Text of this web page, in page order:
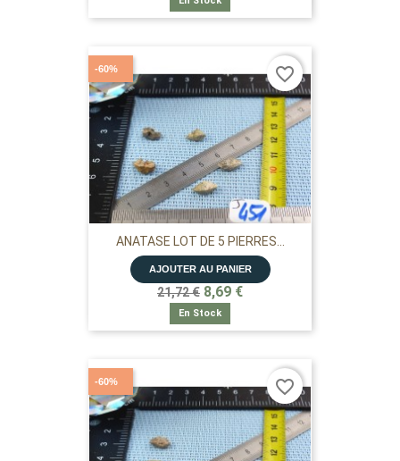
ANATASE LOT DE 5 PIERRES...
AJOUTER AU PANIER
21,72 € 8,69 €
En Stock
-60% favorite_border
-60% favorite_border